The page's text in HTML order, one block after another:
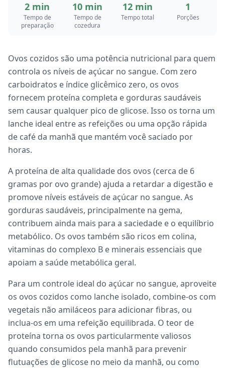
2 min
Tempo de
preparação
10 min
Tempo de
cozedura
12 min
Tempo total
1
Porções
Ovos cozidos são uma potência nutricional para quem
controla os níveis de açúcar no sangue. Com zero
carboidratos e índice glicêmico zero, os ovos
fornecem proteína completa e gorduras saudáveis
sem causar qualquer pico de glicose. Isso os torna um
lanche ideal entre as refeições ou uma opção rápida
de café da manhã que mantém você saciado por
horas.
A proteína de alta qualidade dos ovos (cerca de 6
gramas por ovo grande) ajuda a retardar a digestão e
promove níveis estáveis de açúcar no sangue. As
gorduras saudáveis, principalmente na gema,
contribuem ainda mais para a saciedade e o equilíbrio
metabólico. Os ovos também são ricos em colina,
vitaminas do complexo B e minerais essenciais que
apoiam a saúde metabólica geral.
Para um controle ideal do açúcar no sangue, aproveite
os ovos cozidos como lanche isolado, combine-os com
vegetais não amiláceos para adicionar fibras, ou
inclua-os em uma refeição equilibrada. O teor de
proteína torna os ovos particularmente valiosos
quando consumidos pela manhã para prevenir
flutuações de glicose no meio da manhã, ou como